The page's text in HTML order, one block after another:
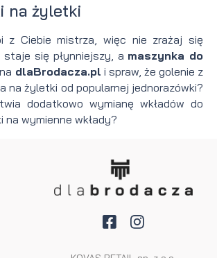
na żyletki
z Ciebie mistrza, więc nie zrażaj się
się płynniejszy, a maszynka do
dlaBrodacza.pl i spraw, że golenie z
na żyletki od popularnej jednorazówki?
dodatkowo wymianę wkładów do
wymienne wkłady?